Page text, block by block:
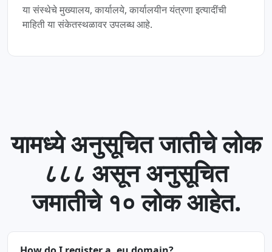
या संस्थेचे मुख्यालय, कार्यालये, कार्यालयीन यंत्रणा इत्यादींची
माहिती या संकेतस्थळावर उपलब्ध आहे.
यामध्ये अनुसूचित जातीचे लोक
८८८ असून अनुसूचित
जमातीचे १० लोक आहेत.